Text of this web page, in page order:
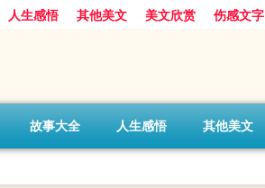
人生感悟 其他美文 美文欣赏 伤感文字
故事大全 人生感悟 其他美文